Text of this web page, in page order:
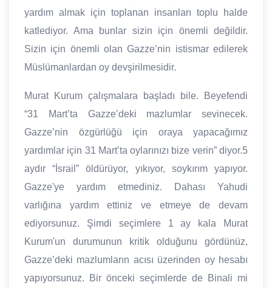
yardım almak için toplanan insanları toplu halde
katlediyor. Ama bunlar sizin için önemli değildir.
Sizin için önemli olan Gazze’nin istismar edilerek
Müslümanlardan oy devşirilmesidir.
Murat Kurum çalışmalara başladı bile. Beyefendi
“31 Mart’ta Gazze’deki mazlumlar sevinecek.
Gazze’nin özgürlüğü için oraya yapacağımız
yardımlar için 31 Mart’ta oylarınızı bize verin” diyor.5
aydır “İsrail” öldürüyor, yıkıyor, soykırım yapıyor.
Gazze'ye yardım etmediniz. Dahası Yahudi
varlığına yardım ettiniz ve etmeye de devam
ediyorsunuz. Şimdi seçimlere 1 ay kala Murat
Kurum'un durumunun kritik olduğunu gördünüz,
Gazze’deki mazlumların acısı üzerinden oy hesabı
yapıyorsunuz. Bir önceki seçimlerde de Binali mi